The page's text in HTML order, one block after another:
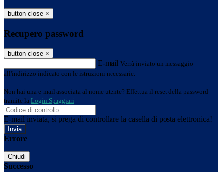
button close ×
Recupero password
button close ×
E-mail Verrà inviato un messaggio
all'indirizzo indicato con le istruzioni necessarie.
Non hai una e-mail associata al nome utente? Effettua il reset della password
tramite la Login Spaggiari
E-mail inviata, si prega di controllare la casella di posta elettronica!
Errore
Chiudi
Successo